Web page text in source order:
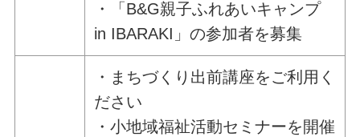
・「B&G親子ふれあいキャンプ
in IBARAKI」の参加者を募集
・まちづくり出前講座をご利用く
ださい
・小地域福祉活動セミナーを開催